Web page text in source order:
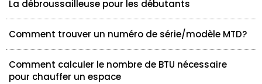
La débroussailleuse pour les débutants
Comment trouver un numéro de série/modèle MTD?
Comment calculer le nombre de BTU nécessaire
pour chauffer un espace